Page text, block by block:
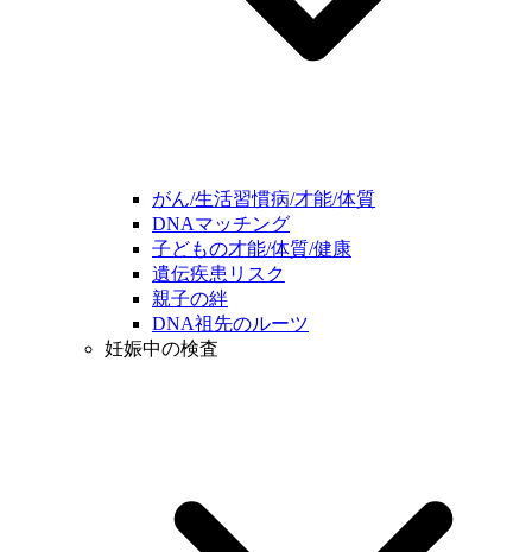
がん/生活習慣病/才能/体質
DNAマッチング
子どもの才能/体質/健康
遺伝疾患リスク
親子の絆
DNA祖先のルーツ
妊娠中の検査